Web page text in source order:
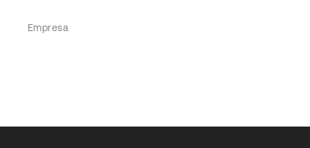
Empresa